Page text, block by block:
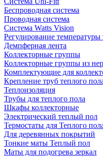
Беспроводная система
Проводная система
Система Watts Vision
Регулирование температуры
Демпферная лента
Коллекторные группы
Коллекторные группы из
Комплектующие для
Крепление труб теплого
Теплоизоляция
Трубы для теплого пола
Шкафы коллекторные
Электрический теплый пол
Термостаты для Теплого
Для деревянных покрытий
Тонкие маты Теплый пол
Маты для подогрева зеркал